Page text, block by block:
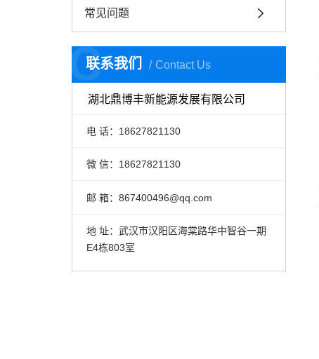
常见问题
联系我们 Contact Us
C
湖北鼎博丰新能源发展有限公司
电 话：18627821130
微 信：18627821130
邮 箱：867400496@qq.com
地 址：武汉市汉阳区海棠路华中智谷一期
E4栋803室